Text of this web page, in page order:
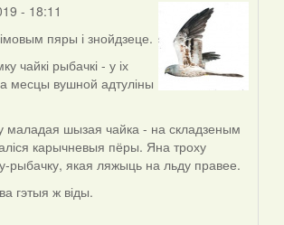
- 18:11
пяры і знойдзеце.
чайкі рыбачкі - у іх
месцы вушной адтуліны
маладая шызая чайка - на складзеным
карычневыя пёры. Яна троху
рыбачку, якая ляжыць на льду правее.
гэтыя ж віды.